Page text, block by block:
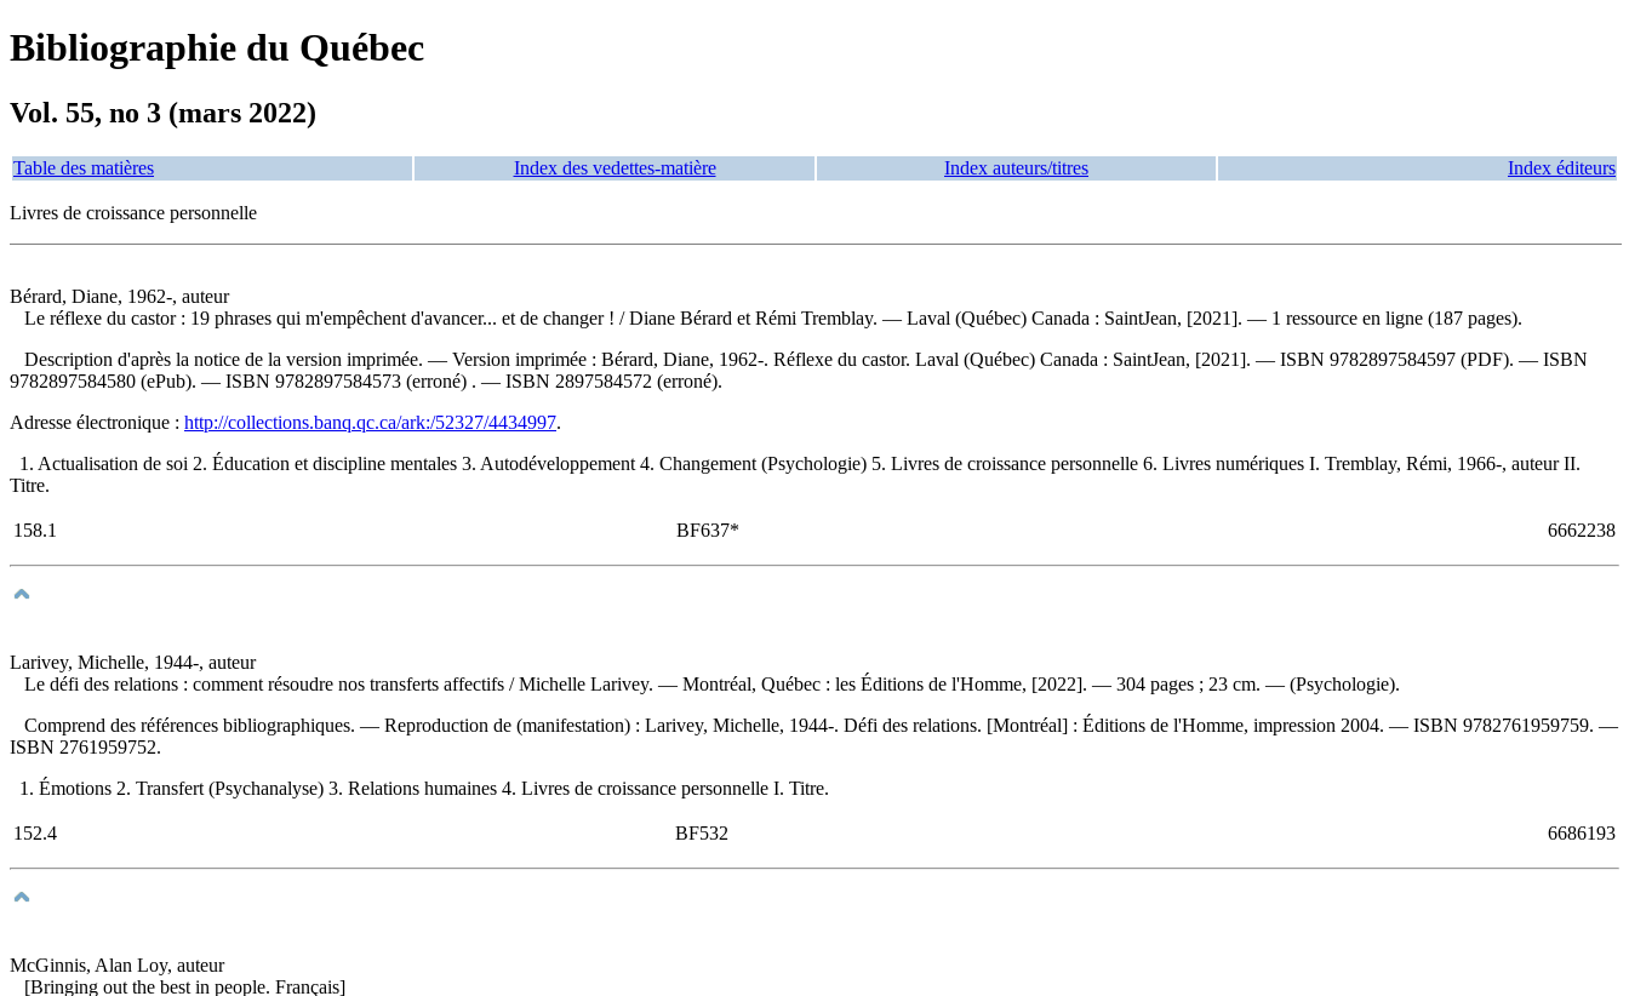
Bibliographie du Québec
Vol. 55, no 3 (mars 2022)
Table des matières Index des vedettes-matière Index auteurs/titres Index éditeurs
Livres de croissance personnelle
Bérard, Diane, 1962-, auteur
Le réflexe du castor : 19 phrases qui m'empêchent d'avancer... et de changer ! / Diane Bérard et Rémi Tremblay. — Laval (Québec) Canada : SaintJean, [2021]. — 1 ressource en ligne (187 pages).
Description d'après la notice de la version imprimée. — Version imprimée : Bérard, Diane, 1962-. Réflexe du castor. Laval (Québec) Canada : SaintJean, [2021]. — ISBN 9782897584597 (PDF). — ISBN
9782897584580 (ePub). — ISBN 9782897584573 (erroné) . — ISBN 2897584572 (erroné).
Adresse électronique : http://collections.banq.qc.ca/ark:/52327/4434997.
1. Actualisation de soi 2. Éducation et discipline mentales 3. Autodéveloppement 4. Changement (Psychologie) 5. Livres de croissance personnelle 6. Livres numériques I. Tremblay, Rémi, 1966-, auteur II.
Titre.
158.1 BF637* 6662238
Larivey, Michelle, 1944-, auteur
Le défi des relations : comment résoudre nos transferts affectifs / Michelle Larivey. — Montréal, Québec : les Éditions de l'Homme, [2022]. — 304 pages ; 23 cm. — (Psychologie).
Comprend des références bibliographiques. — Reproduction de (manifestation) : Larivey, Michelle, 1944-. Défi des relations. [Montréal] : Éditions de l'Homme, impression 2004. — ISBN 9782761959759. —
ISBN 2761959752.
1. Émotions 2. Transfert (Psychanalyse) 3. Relations humaines 4. Livres de croissance personnelle I. Titre.
152.4 BF532 6686193
McGinnis, Alan Loy, auteur
[Bringing out the best in people. Français]